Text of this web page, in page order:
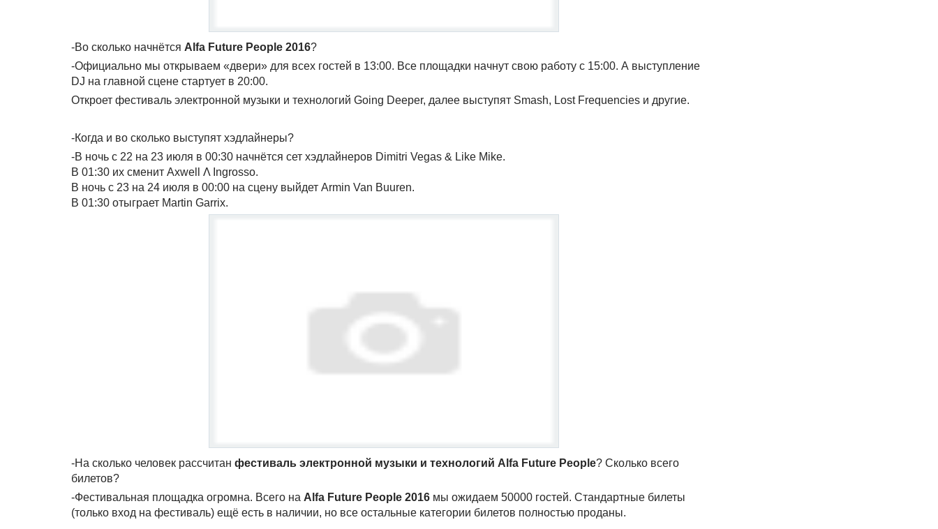
-Во сколько начнётся Alfa Future People 2016?
-Официально мы открываем «двери» для всех гостей в 13:00. Все площадки начнут свою работу с 15:00. А выступление
DJ на главной сцене стартует в 20:00.
Откроет фестиваль электронной музыки и технологий Going Deeper, далее выступят Smash, Lost Frequencies и другие.
-Когда и во сколько выступят хэдлайнеры?
-В ночь с 22 на 23 июля в 00:30 начнётся сет хэдлайнеров Dimitri Vegas & Like Mike.
В 01:30 их сменит Axwell Λ Ingrosso.
В ночь с 23 на 24 июля в 00:00 на сцену выйдет Armin Van Buuren.
В 01:30 отыграет Martin Garrix.
-На сколько человек рассчитан фестиваль электронной музыки и технологий Alfa Future People? Сколько всего
билетов?
-Фестивальная площадка огромна. Всего на Alfa Future People 2016 мы ожидаем 50000 гостей. Стандартные билеты
(только вход на фестиваль) ещё есть в наличии, но все остальные категории билетов полностью проданы.